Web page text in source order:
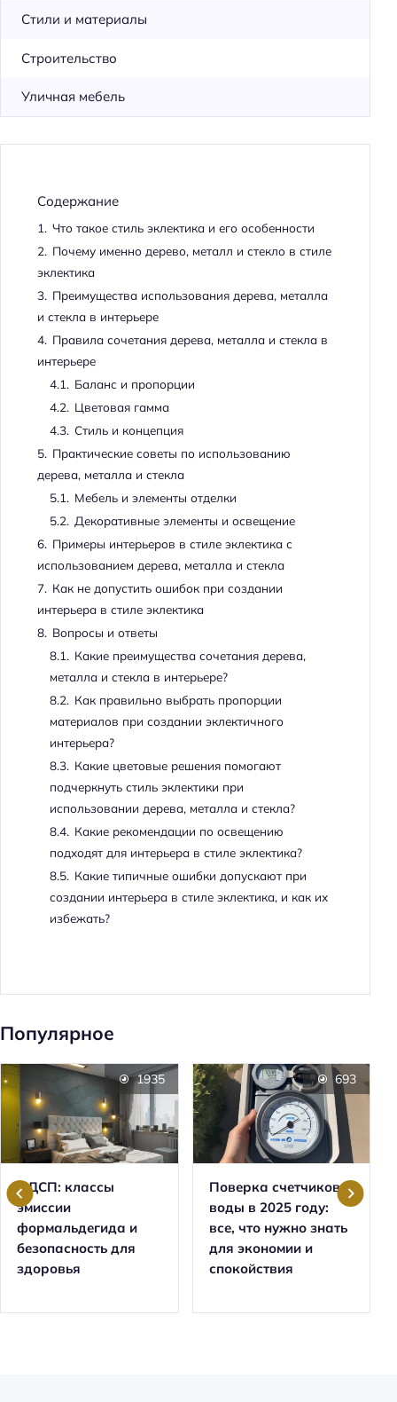
Стили и материалы
Строительство
Уличная мебель
Содержание
1. Что такое стиль эклектика и его особенности
2. Почему именно дерево, металл и стекло в стиле
эклектика
3. Преимущества использования дерева, металла
и стекла в интерьере
4. Правила сочетания дерева, металла и стекла в
интерьере
4.1. Баланс и пропорции
4.2. Цветовая гамма
4.3. Стиль и концепция
5. Практические советы по использованию
дерева, металла и стекла
5.1. Мебель и элементы отделки
5.2. Декоративные элементы и освещение
6. Примеры интерьеров в стиле эклектика с
использованием дерева, металла и стекла
7. Как не допустить ошибок при создании
интерьера в стиле эклектика
8. Вопросы и ответы
8.1. Какие преимущества сочетания дерева,
металла и стекла в интерьере?
8.2. Как правильно выбрать пропорции
материалов при создании эклектичного
интерьера?
8.3. Какие цветовые решения помогают
подчеркнуть стиль эклектики при
использовании дерева, металла и стекла?
8.4. Какие рекомендации по освещению
подходят для интерьера в стиле эклектика?
8.5. Какие типичные ошибки допускают при
создании интерьера в стиле эклектика, и как их
избежать?
Популярное
ЛДСП: классы
эмиссии
формальдегида и
безопасность для
здоровья
1935
Поверка счетчиков
воды в 2025 году:
все, что нужно знать
для экономии и
спокойствия
693